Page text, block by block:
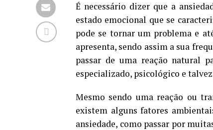
É necessário dizer que a
estado emocional que se
pode se tornar um problema e
apresenta, sendo assim a sua
passar de uma reação natural
especializado, psicológico e
Mesmo sendo uma reação ou
existem alguns fatores
ansiedade, como passar por